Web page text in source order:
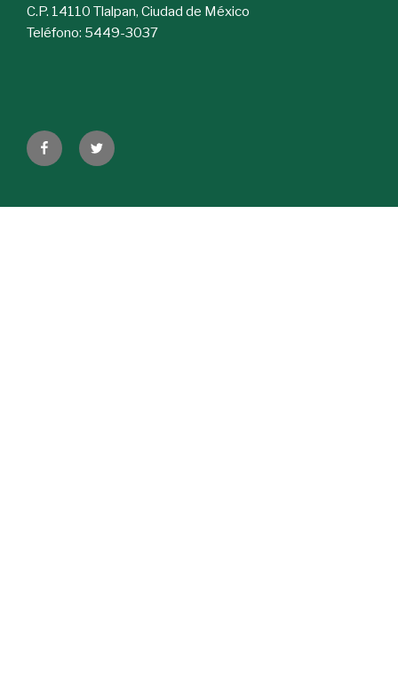
C.P. 14110 Tlalpan, Ciudad de México
Teléfono: 5449-3037
FacebookTwitter